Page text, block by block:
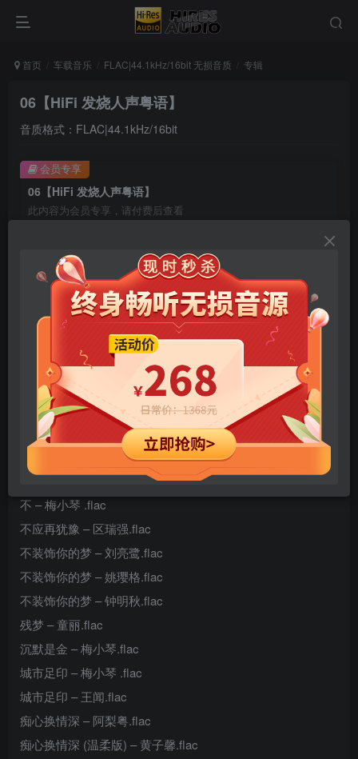
首页 车载音乐 FLAC|44.1kHz/16bit 无损音质 专辑
06【HiFi 发烧人声粤语】
音质格式：FLAC|44.1kHz/16bit
06【HiFi 发烧人声粤语】
此内容为会员专享，请付费后查看
9.9 99
年卡会员 免费 永久会员
立即购买
您当前未登录！建议登陆后购买，可保存购买订单
会员专享
阿郎恋曲 – 童丽.flac
爱的见证 – 陈洁丽.flac
爱与痛的边缘 – 阿梨粤.flac
半斤八两 – 梅小琴.flac
玻璃窗的爱 – 童丽.flac
不 – 梅小琴 .flac
不应再犹豫 – 区瑞强.flac
不装饰你的梦 – 刘亮鹭.flac
不装饰你的梦 – 姚璎格.flac
不装饰你的梦 – 钟明秋.flac
残梦 – 童丽.flac
沉默是金 – 梅小琴.flac
城市足印 – 梅小琴 .flac
城市足印 – 王闻.flac
痴心换情深 – 阿梨粤.flac
痴心换情深 (温柔版) – 黄子馨.flac